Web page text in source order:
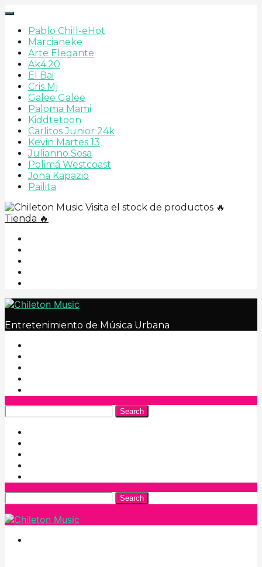
Pablo Chill-eHot
Marcianeke
Arte Elegante
Ak4:20
El Bai
Cris Mj
Galee Galee
Paloma Mami
Kiddtetoon
Carlitos Junior 24k
Kevin Martes 13
Julianno Sosa
Polimá Westcoast
Jona Kapazio
Pailita
Visita el stock de productos 🔥
Tienda 🔥
Entretenimiento de Música Urbana
Search
Search